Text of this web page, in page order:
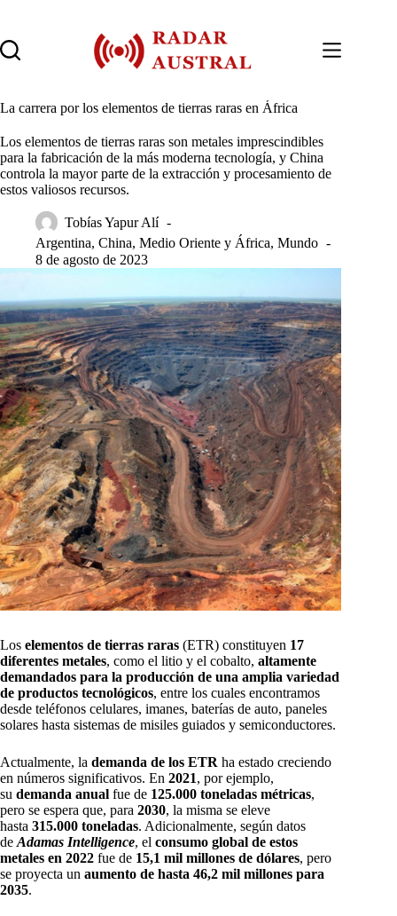
contenido
La carrera por los elementos de tierras raras en África
Los elementos de tierras raras son metales imprescindibles
para la fabricación de la más moderna tecnología, y China
controla la mayor parte de la extracción y procesamiento de
estos valiosos recursos.
Tobías Yapur Alí
Argentina, China, Medio Oriente y África, Mundo
8 de agosto de 2023
Los elementos de tierras raras (ETR) constituyen 17
diferentes metales, como el litio y el cobalto, altamente
demandados para la producción de una amplia variedad
de productos tecnológicos, entre los cuales encontramos
desde teléfonos celulares, imanes, baterías de auto, paneles
solares hasta sistemas de misiles guiados y semiconductores.
Actualmente, la demanda de los ETR ha estado creciendo
en números significativos. En 2021, por ejemplo,
su demanda anual fue de 125.000 toneladas métricas,
pero se espera que, para 2030, la misma se eleve
hasta 315.000 toneladas. Adicionalmente, según datos
de Adamas Intelligence, el consumo global de estos
metales en 2022 fue de 15,1 mil millones de dólares, pero
se proyecta un aumento de hasta 46,2 mil millones para
2035.